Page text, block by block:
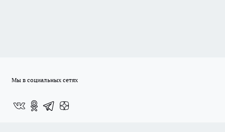
Мы в социальных сетях